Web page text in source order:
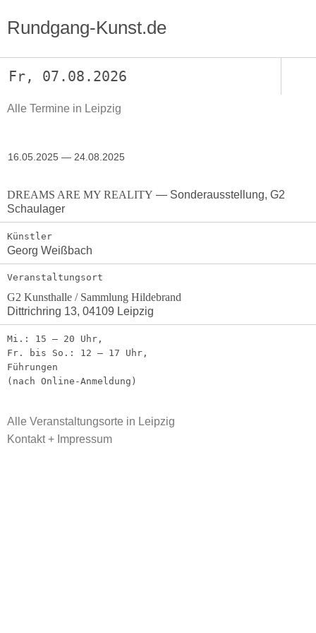
Rundgang-Kunst.de
Fr, 07.08.2026
Alle Termine in Leipzig
16.05.2025 — 24.08.2025
DREAMS ARE MY REALITY — Sonderausstellung, G2
Schaulager
Künstler
Georg Weißbach
Veranstaltungsort
G2 Kunsthalle / Sammlung Hildebrand
Dittrichring 13, 04109 Leipzig
Mi.: 15 – 20 Uhr,
Fr. bis So.: 12 – 17 Uhr,
Führungen
(nach Online-Anmeldung)
Alle Veranstaltungsorte in Leipzig
Kontakt + Impressum